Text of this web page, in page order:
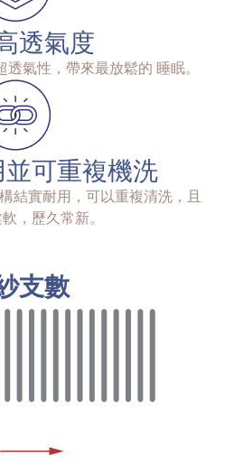
透氣度
氣性，帶來最放鬆的 睡眠。
可重複機洗
結實耐用，可以重複清洗，且
，歷久常新。
支數